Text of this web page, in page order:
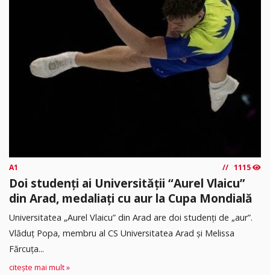
A1 1115
Doi studenți ai Universității “Aurel Vlaicu”
din Arad, medaliați cu aur la Cupa Mondială
Universitatea „Aurel Vlaicu” din Arad are doi studenți de „aur”.
Vlăduț Popa, membru al CS Universitatea Arad și Melissa
Fărcuța...
citește mai mult »